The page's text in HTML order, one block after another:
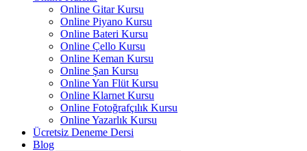
Online Gitar Kursu
Online Piyano Kursu
Online Bateri Kursu
Online Çello Kursu
Online Keman Kursu
Online Şan Kursu
Online Yan Flüt Kursu
Online Klarnet Kursu
Online Fotoğrafçılık Kursu
Online Yazarlık Kursu
Ücretsiz Deneme Dersi
Blog